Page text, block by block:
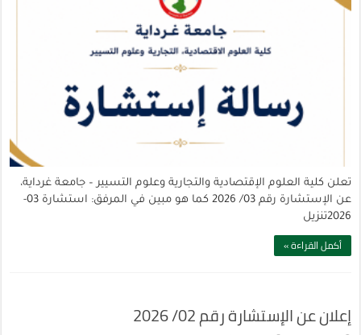
تعلن كلية العلوم الإقتصادية والتجارية وعلوم التسيير – جامعة غرداية،
عن الإستشارة رقم 03/ 2026 كما هو مبين في المرفق: استشارة 03-
2026تنزيل
أكمل القراءة »
إعلان عن الإستشارة رقم 02/ 2026